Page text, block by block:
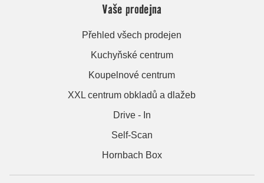
Vaše prodejna
Přehled všech prodejen
Kuchyňské centrum
Koupelnové centrum
XXL centrum obkladů a dlažeb
Drive - In
Self-Scan
Hornbach Box